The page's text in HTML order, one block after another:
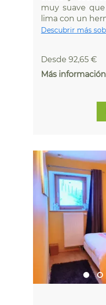
muy suave
lima con un
Descubrir más
Desde 92,65 €
Más información